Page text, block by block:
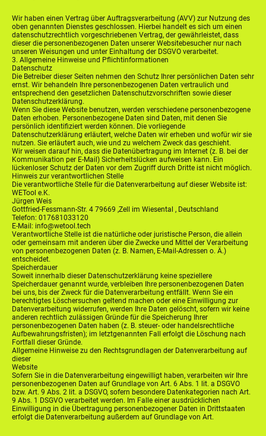
Wir haben einen Vertrag über Auftragsverarbeitung (AVV) zur Nutzung des
oben genannten Dienstes geschlossen. Hierbei handelt es sich um einen
datenschutzrechtlich vorgeschriebenen Vertrag, der gewährleistet, dass
dieser die personenbezogenen Daten unserer Websitebesucher nur nach
unseren Weisungen und unter Einhaltung der DSGVO verarbeitet.
3. Allgemeine Hinweise und Pflichtinformationen
Datenschutz
Die Betreiber dieser Seiten nehmen den Schutz Ihrer persönlichen Daten sehr
ernst. Wir behandeln Ihre personenbezogenen Daten vertraulich und
entsprechend den gesetzlichen Datenschutzvorschriften sowie dieser
Datenschutzerklärung.
Wenn Sie diese Website benutzen, werden verschiedene personenbezogene
Daten erhoben. Personenbezogene Daten sind Daten, mit denen Sie
persönlich identifiziert werden können. Die vorliegende
Datenschutzerklärung erläutert, welche Daten wir erheben und wofür wir sie
nutzen. Sie erläutert auch, wie und zu welchem Zweck das geschieht.
Wir weisen darauf hin, dass die Datenübertragung im Internet (z. B. bei der
Kommunikation per E-Mail) Sicherheitslücken aufweisen kann. Ein
lückenloser Schutz der Daten vor dem Zugriff durch Dritte ist nicht möglich.
Hinweis zur verantwortlichen Stelle
Die verantwortliche Stelle für die Datenverarbeitung auf dieser Website ist:
WETool e.K.
Jürgen Weis
Gottfried-Fessmann-Str. 4 79669 ,Zell im Wiesental , Deutschland
Telefon: 017681033120
E-Mail: info@wetool.tech
Verantwortliche Stelle ist die natürliche oder juristische Person, die allein
oder gemeinsam mit anderen über die Zwecke und Mittel der Verarbeitung
von personenbezogenen Daten (z. B. Namen, E-Mail-Adressen o. Ä.)
entscheidet.
Speicherdauer
Soweit innerhalb dieser Datenschutzerklärung keine speziellere
Speicherdauer genannt wurde, verbleiben Ihre personenbezogenen Daten
bei uns, bis der Zweck für die Datenverarbeitung entfällt. Wenn Sie ein
berechtigtes Löschersuchen geltend machen oder eine Einwilligung zur
Datenverarbeitung widerrufen, werden Ihre Daten gelöscht, sofern wir keine
anderen rechtlich zulässigen Gründe für die Speicherung Ihrer
personenbezogenen Daten haben (z. B. steuer- oder handelsrechtliche
Aufbewahrungsfristen); im letztgenannten Fall erfolgt die Löschung nach
Fortfall dieser Gründe.
Allgemeine Hinweise zu den Rechtsgrundlagen der Datenverarbeitung auf
dieser
Website
Sofern Sie in die Datenverarbeitung eingewilligt haben, verarbeiten wir Ihre
personenbezogenen Daten auf Grundlage von Art. 6 Abs. 1 lit. a DSGVO
bzw. Art. 9 Abs. 2 lit. a DSGVO, sofern besondere Datenkategorien nach Art.
9 Abs. 1 DSGVO verarbeitet werden. Im Falle einer ausdrücklichen
Einwilligung in die Übertragung personenbezogener Daten in Drittstaaten
erfolgt die Datenverarbeitung außerdem auf Grundlage von Art.